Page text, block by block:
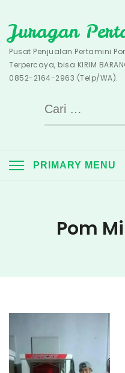
to
content
Juragan
Pusat Penjualan Pertamini
Terpercaya, bisa KIRIM
0852-2164-2963 (Telp/WA).
Cari
untuk:
PRIMARY MENU
Pom